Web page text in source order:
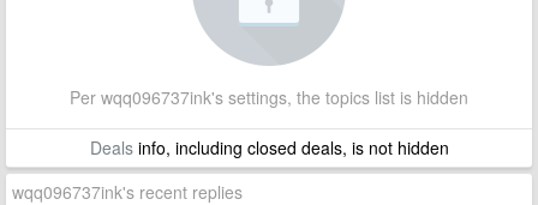
Per wqq096737ink's settings, the topics list is hidden
Dealsinfo, including closed deals, is not hidden
wqq096737ink's recent replies